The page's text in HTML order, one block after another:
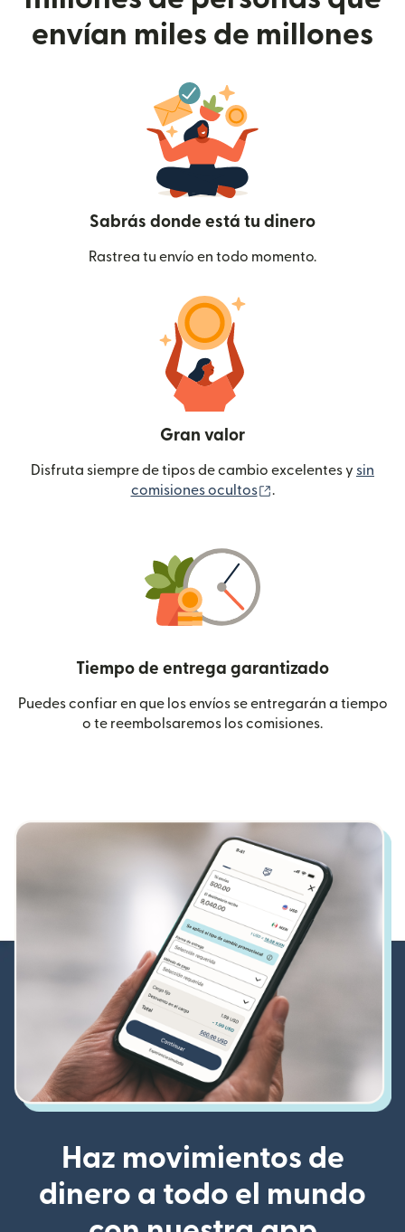
envían miles de millones
Sabrás donde está tu dinero
Rastrea tu envío en todo momento.
Gran valor
Disfruta siempre de tipos de cambio excelentes y sin
comisiones ocultos
.
Tiempo de entrega garantizado
Puedes confiar en que los envíos se entregarán a tiempo
o te reembolsaremos los comisiones.
Haz movimientos de
dinero a todo el mundo